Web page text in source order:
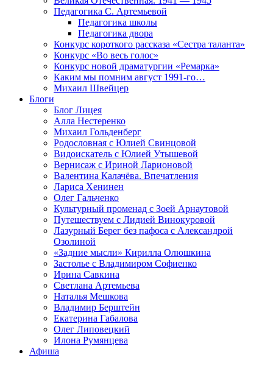
Педагогика С. Артемьевой
Педагогика школы
Педагогика двора
Конкурс короткого рассказа «Сестра таланта»
Конкурс «Во весь голос»
Конкурс новой драматургии «Ремарка»
Каким мы помним август 1991-го…
Михаил Швейцер
Блоги
Блог Лицея
Алла Нестеренко
Михаил Гольденберг
Родословная с Юлией Свинцовой
Видоискатель с Юлией Утышевой
Вернисаж с Ириной Ларионовой
Валентина Калачёва. Впечатления
Лариса Хенинен
Олег Гальченко
Культурный променад с Зоей Арнаутовой
Путешествуем с Лидией Винокуровой
Лазурный Берег без пафоса с Александрой
Озолиной
«Задние мысли» Кирилла Олюшкина
Застолье с Владимиром Софиенко
Ирина Савкина
Светлана Артемьева
Наталья Мешкова
Владимир Берштейн
Екатерина Габалова
Олег Липовецкий
Илона Румянцева
Афиша